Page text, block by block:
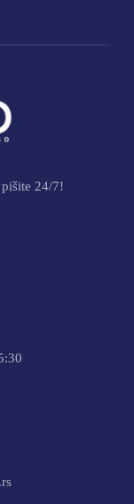
24/7!